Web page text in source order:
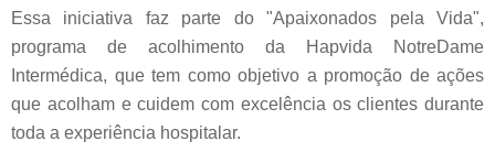
Essa iniciativa faz parte do "Apaixonados pela Vida",
programa de acolhimento da Hapvida NotreDame
Intermédica, que tem como objetivo a promoção de ações
que acolham e cuidem com excelência os clientes durante
toda a experiência hospitalar.